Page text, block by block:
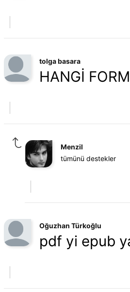
tolga basara
HANGİ
Menzil
tümünü destekler
Oğuzhan Türkoğlu
pdf yi epub